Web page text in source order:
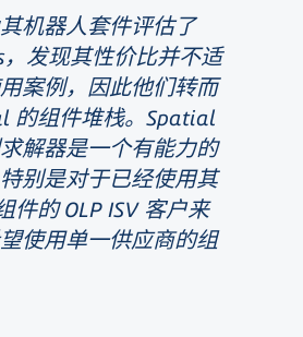
机器人套件评估了
，发现其性价比并不适
案例，因此他们转而
的组件堆栈。Spatial
解器是一个有能力的
别是对于已经使用其
件的 OLP ISV 客户来
使用单一供应商的组